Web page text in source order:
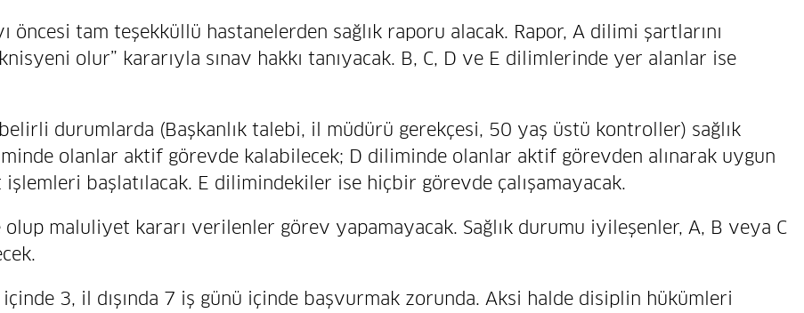
öncesi tam teşekküllü hastanelerden sağlık raporu alacak. Rapor, A dilimi şartlarını
olur” kararıyla sınav hakkı tanıyacak. B, C, D ve E dilimlerinde yer alanlar ise
durumlarda (Başkanlık talebi, il müdürü gerekçesi, 50 yaş üstü kontroller) sağlık
olanlar aktif görevde kalabilecek; D diliminde olanlar aktif görevden alınarak uygun
başlatılacak. E dilimindekiler ise hiçbir görevde çalışamayacak.
maluliyet kararı verilenler görev yapamayacak. Sağlık durumu iyileşenler, A, B veya C
3, il dışında 7 iş günü içinde başvurmak zorunda. Aksi halde disiplin hükümleri